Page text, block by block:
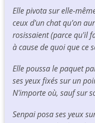
Elle pivota sur elle-
ceux d'un chat qu'on
rosissaient(parce qu'il
à cause de quoi que ce
Elle poussa le paquet
ses yeux fixés sur un
N'importe où, sauf sur
Senpai posa ses yeux